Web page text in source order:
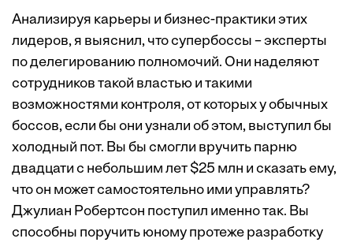
Aнализируя карьеры и бизнес-практики этих
лидеров, я выяснил, что супербоссы – эксперты
по делегированию полномочий. Они наделяют
сотрудников такой властью и такими
возможностями контроля, от которых у обычных
боссов, если бы они узнали об этом, выступил бы
холодный пот. Вы бы смогли вручить парню
двадцати с небольшим лет $25 млн и сказать ему,
что он может самостоятельно ими управлять?
Джулиан Робертсон поступил именно так. Вы
способны поручить юному протеже разработку